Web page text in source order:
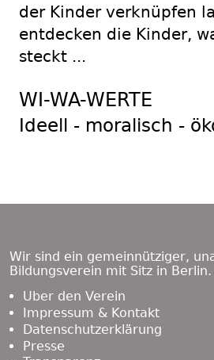
der Kinder verknüpfen
entdecken die Kinder,
steckt ...
WI-WA-WERTE
Ideell - moralisch -
Wir sind ein gemeinnütziger,
Bildungsverein mit Sitz in Berlin.
Über den Verein
Impressum & Kontakt
Datenschutzerklärung
Presse